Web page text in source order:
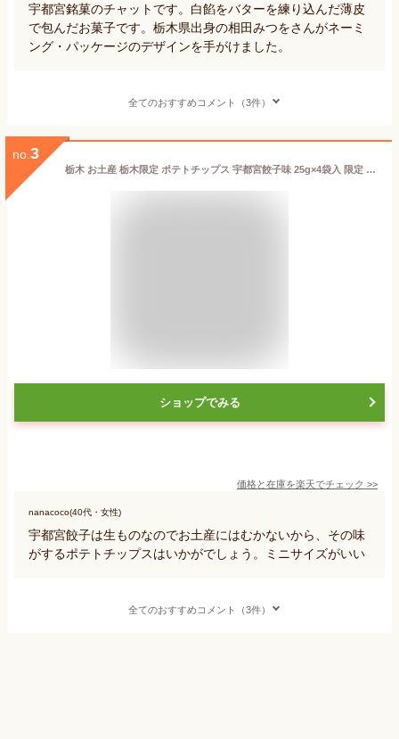
宇都宮銘菓のチャットです。白餡をバターを練り込んだ薄皮
で包んだお菓子です。栃木県出身の相田みつをさんがネーミ
ング・パッケージのデザインを手がけました。
全てのおすすめコメント（3件）
no. 3
栃木 お土産 栃木限定 ポテトチップス 宇都宮餃子味 25g×4袋入 限定 お菓子 ポテト 餃子 イベント 景品 贈り物 お返し プレゼント ギフト 会社 職場 大量 法人 お祝い 内祝い 退職祝い お礼 景品 お返し お土産 帰省土産 手土産 お取り寄せ あす楽
ショップでみる
価格と在庫を楽天でチェック >>
nanacoco(40代・女性)
宇都宮餃子は生ものなのでお土産にはむかないから、その味
がするポテトチップスはいかがでしょう。ミニサイズがいい
全てのおすすめコメント（3件）